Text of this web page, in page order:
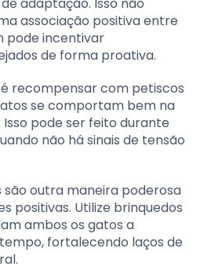
associação positiva entre
pode incentivar
de forma proativa.
recompensar com petiscos
se comportam bem na
pode ser feito durante
não há sinais de tensão
são outra maneira poderosa
positivas. Utilize brinquedos
ambos os gatos a
fortalecendo laços de